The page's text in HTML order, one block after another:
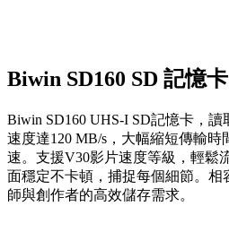
Biwin SD160 SD 記憶卡
Biwin SD160 UHS-I SD記憶卡，讀
速度達120 MB/s，大幅縮短傳輸
速。支援V30影片速度等級，輕鬆
面穩定不卡頓，捕捉每個細節。
師與創作者的高效儲存需求。